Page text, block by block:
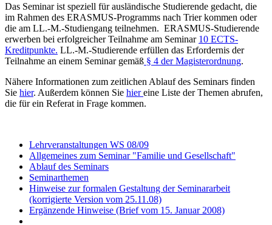
Das Seminar ist speziell für ausländische Studierende gedacht, die
im Rahmen des ERASMUS-Programms nach Trier kommen oder
die am LL.-M.-Studiengang teilnehmen. ERASMUS-Studierende
erwerben bei erfolgreicher Teilnahme am Seminar 10 ECTS-
Kreditpunkte. LL.-M.-Studierende erfüllen das Erfordernis der
Teilnahme an einem Seminar gemäß § 4 der Magisterordnung.
Nähere Informationen zum zeitlichen Ablauf des Seminars finden
Sie hier. Außerdem können Sie hiereine Liste der Themen abrufen,
die für ein Referat in Frage kommen.
Lehrveranstaltungen WS 08/09
Allgemeines zum Seminar "Familie und Gesellschaft"
Ablauf des Seminars
Seminarthemen
Hinweise zur formalen Gestaltung der Seminararbeit
(korrigierte Version vom 25.11.08)
Ergänzende Hinweise (Brief vom 15. Januar 2008)